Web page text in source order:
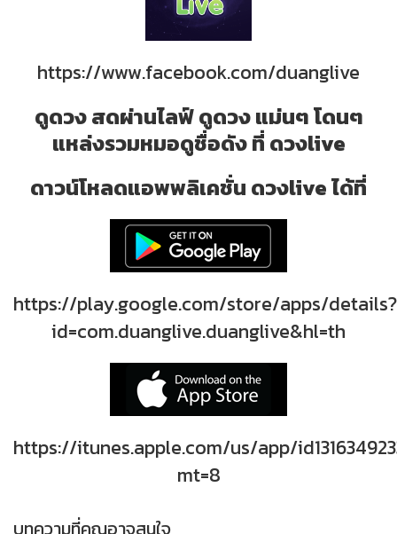
https://www.facebook.com/duanglive
ดูดวง สดผ่านไลฟ์ ดูดวง แม่นๆ โดนๆ
แหล่งรวมหมอดูชื่อดัง ที่ ดวงlive
ดาวน์โหลดแอพพลิเคชั่น ดวงlive ได้ที่
https://play.google.com/store/apps/details?
id=com.duanglive.duanglive&hl=th
https://itunes.apple.com/us/app/
mt=8